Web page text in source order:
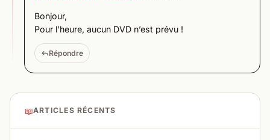
Bonjour,
Pour l’heure, aucun DVD n’est prévu !
Répondre
📖ARTICLES RÉCENTS